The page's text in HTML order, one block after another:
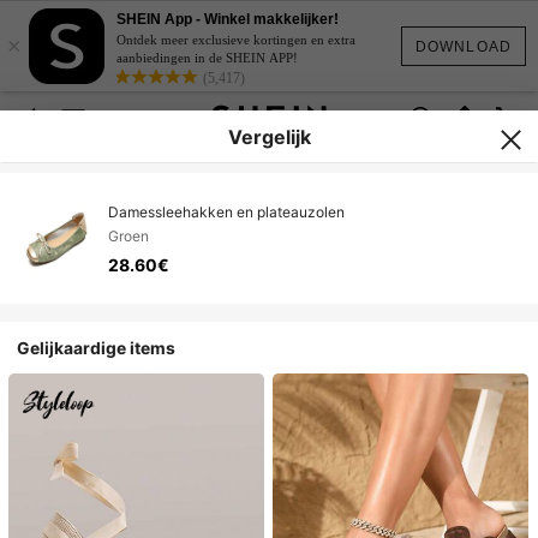
DOWNLOAD
×
SHEIN App - Winkel makkelijker!
Ontdek meer exclusieve kortingen en extra
aanbiedingen in de SHEIN APP!
(5,417)
Vergelijk
Damessleehakken en plateauzolen
Groen
28.60€
Gelijkaardige items